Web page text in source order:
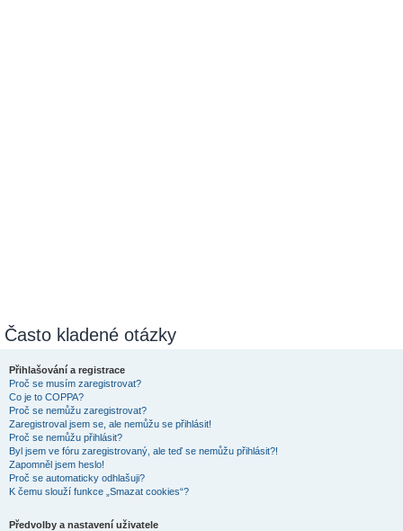
Často kladené otázky
Přihlašování a registrace
Proč se musím zaregistrovat?
Co je to COPPA?
Proč se nemůžu zaregistrovat?
Zaregistroval jsem se, ale nemůžu se přihlásit!
Proč se nemůžu přihlásit?
Byl jsem ve fóru zaregistrovaný, ale teď se nemůžu přihlásit?!
Zapomněl jsem heslo!
Proč se automaticky odhlašuji?
K čemu slouží funkce „Smazat cookies“?
Předvolby a nastavení uživatele